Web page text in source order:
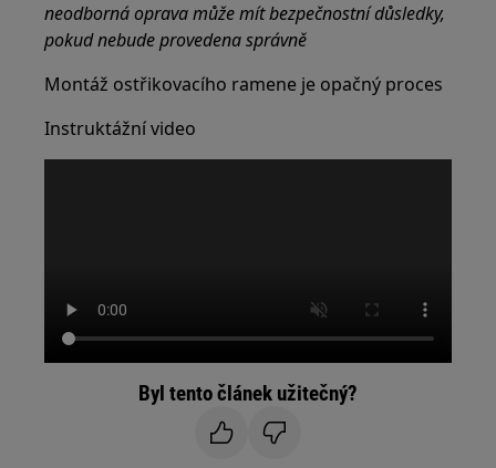
neodborná oprava může mít bezpečnostní důsledky,
pokud nebude provedena správně
Montáž ostřikovacího ramene je opačný proces
Instruktážní video
Byl tento článek užitečný?